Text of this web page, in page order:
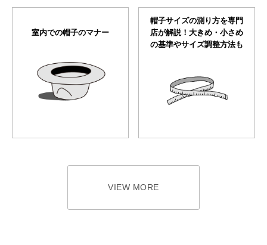
室内での帽子のマナー
帽子サイズの測り方を専門
店が解説！大きめ・小さめ
の基準やサイズ調整方法も
VIEW MORE